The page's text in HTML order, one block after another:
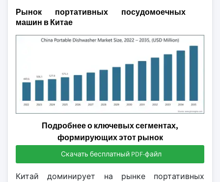
Рынок портативных посудомоечных
машин в Китае
Подробнее о ключевых сегментах,
формирующих этот рынок
Скачать бесплатный PDF-файл
Китай доминирует на рынке портативных